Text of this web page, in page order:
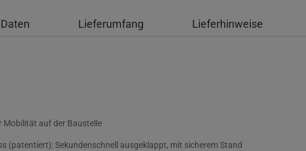
Lieferumfang Lieferhinweise
Mobilität auf der Baustelle
(patentiert): Sekundenschnell ausgeklappt, mit sicherem Stand